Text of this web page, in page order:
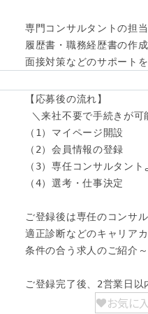
専門コンサルタントの担
履歴書・職務経歴書の作
面接対策などのサポート
【応募後の流れ】
＼来社不要で手続きが可
（1）マイページ開設
（2）会員情報の登録
（3）専任コンサルタン
（4）選考・仕事決定
ご登録後は専任のコンサ
適正診断などのキャリア
条件の合う求人のご紹介
ご登録完了後、2営業日
お気に